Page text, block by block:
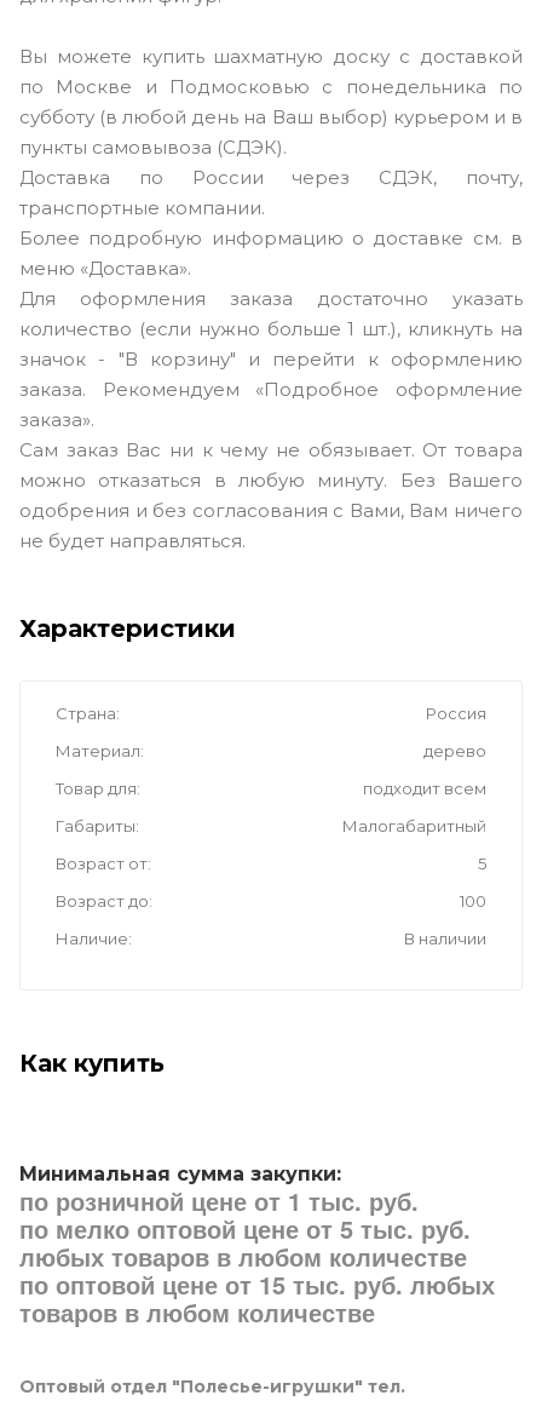
Вы можете купить шахматную доску с доставкой
по Москве и Подмосковью с понедельника по
субботу (в любой день на Ваш выбор) курьером и в
пункты самовывоза (СДЭК).
Доставка по России через СДЭК, почту,
транспортные компании.
Более подробную информацию о доставке см. в
меню «Доставка».
Для оформления заказа достаточно указать
количество (если нужно больше 1 шт.), кликнуть на
значок - "В корзину" и перейти к оформлению
заказа. Рекомендуем «Подробное оформление
заказа».
Сам заказ Вас ни к чему не обязывает. От товара
можно отказаться в любую минуту. Без Вашего
одобрения и без согласования с Вами, Вам ничего
не будет направляться.
Характеристики
Страна
Россия
Материал
дерево
Товар для
подходит всем
Габариты
Малогабаритный
Возраст от
5
Возраст до
100
Наличие
В наличии
Как купить
Минимальная сумма закупки:
по розничной цене от 1 тыс. руб.
по мелко оптовой цене от 5 тыс. руб.
любых товаров в любом количестве
по оптовой цене от 15 тыс. руб. любых
товаров в любом количестве
Оптовый отдел "Полесье-игрушки" тел.